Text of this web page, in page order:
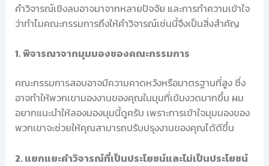
คำวิจารณ์เชิงลบอาจมาจากหลายปัจจัย และการทำความเข้าใจ
ว่าทำไมคณะกรรมการถึงให้คำวิจารณ์เช่นนี้จึงเป็นสิ่งสำคัญ
1. พิจารณาจากมุมมองของคณะกรรมการ
คณะกรรมการสอบอาจมีความคาดหวังหรือมาตรฐานที่สูง ซึ่ง
อาจทำให้พวกเขามองงานของคุณในมุมที่เข้มงวดมากขึ้น ผม
อยากแนะนำให้ลองมองมุมนี้ดูครับ เพราะการเข้าใจมุมมองของ
พวกเขาจะช่วยให้คุณสามารถปรับปรุงงานของคุณได้ดีขึ้น
2. แยกแยะคำวิจารณ์ที่เป็นประโยชน์และไม่เป็นประโยชน์